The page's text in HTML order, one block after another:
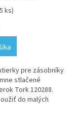
jemné, biele,2
ks v
balíkov po
ks)
pre zásobníky
stlačené
Tork 120288.
do malých